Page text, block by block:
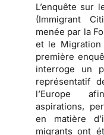
L’enquête sur
(Immigrant
menée par la
et le
première
interroge un
représentatif
l’Europe
aspirations,
en matière
migrants ont